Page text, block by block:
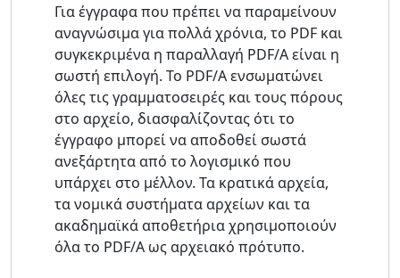
Για έγγραφα που πρέπει να παραμείνουν
αναγνώσιμα για πολλά χρόνια, το PDF και
συγκεκριμένα η παραλλαγή PDF/A είναι η
σωστή επιλογή. Το PDF/A ενσωματώνει
όλες τις γραμματοσειρές και τους πόρους
στο αρχείο, διασφαλίζοντας ότι το
έγγραφο μπορεί να αποδοθεί σωστά
ανεξάρτητα από το λογισμικό που
υπάρχει στο μέλλον. Τα κρατικά αρχεία,
τα νομικά συστήματα αρχείων και τα
ακαδημαϊκά αποθετήρια χρησιμοποιούν
όλα το PDF/A ως αρχειακό πρότυπο.